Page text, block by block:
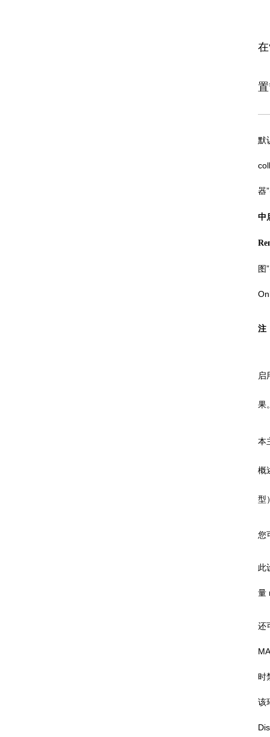
置
默
器
中
图
注
启
果
本
概
型
您
此
量
还
时
该